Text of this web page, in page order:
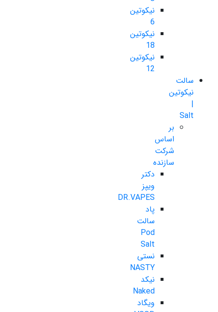
نیکوتین
6
نیکوتین
18
نیکوتین
12
سالت
نیکوتین
|
Salt
بر
اساس
شرکت
سازنده
دکتر
ویپز
DR.VAPES
پاد
سالت
Pod
Salt
نستی
NASTY
نیکد
Naked
ویگاد